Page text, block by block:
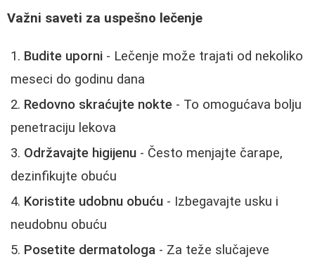
Važni saveti za uspešno lečenje
Budite uporni - Lečenje može trajati od nekoliko
meseci do godinu dana
Redovno skraćujte nokte - To omogućava bolju
penetraciju lekova
Održavajte higijenu - Često menjajte čarape,
dezinfikujte obuću
Koristite udobnu obuću - Izbegavajte usku i
neudobnu obuću
Posetite dermatologa - Za teže slučajeve